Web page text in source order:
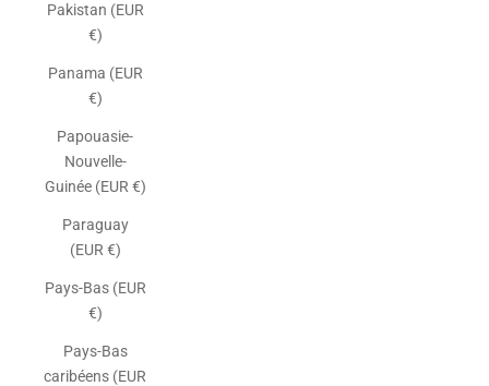
Pakistan (EUR
€)
Panama (EUR
€)
Papouasie-
Nouvelle-
Guinée (EUR €)
Paraguay
(EUR €)
Pays-Bas (EUR
€)
Pays-Bas
caribéens (EUR